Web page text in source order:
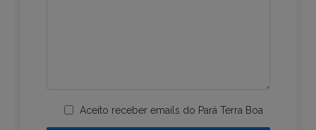
Aceito receber emails do Pará Terra Boa